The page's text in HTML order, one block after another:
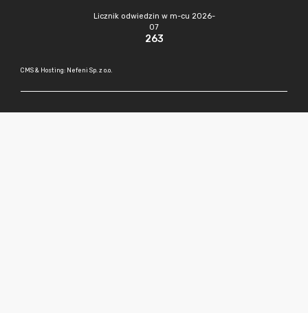
Licznik odwiedzin w m-cu 2026-
07
263
CMS & Hosting: Nefeni Sp. z o.o.